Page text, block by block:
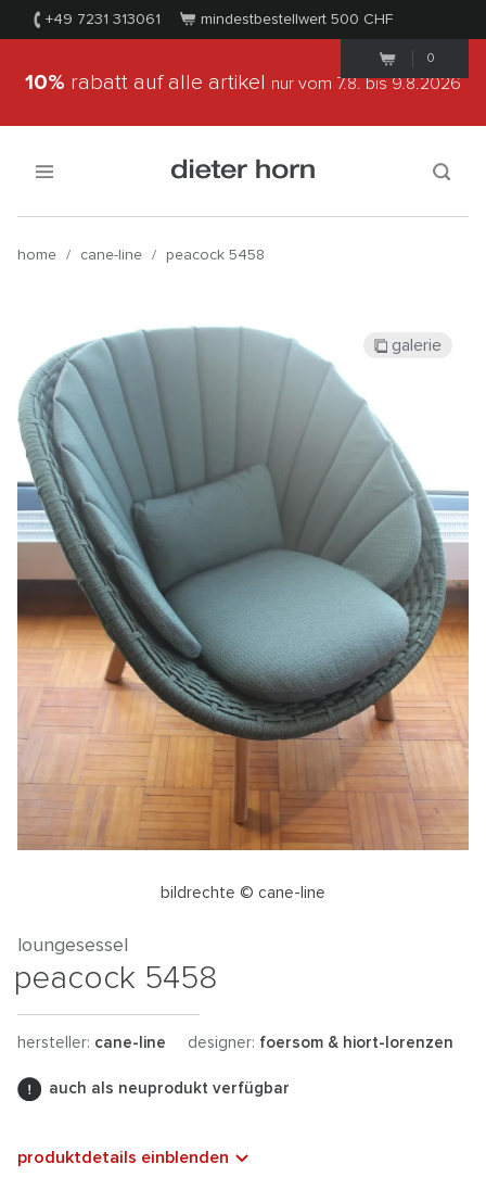
+49 7231 313061 mindestbestellwert 500 CHF
0
10% rabatt auf alle artikel nur vom 7.8.bis 9.8.2026
home / cane-line / peacock 5458
bildrechte © cane-line
galerie
loungesessel
peacock 5458
hersteller: cane-line designer: foersom & hiort-lorenzen
auch als neuprodukt verfügbar
produktdetails einblenden